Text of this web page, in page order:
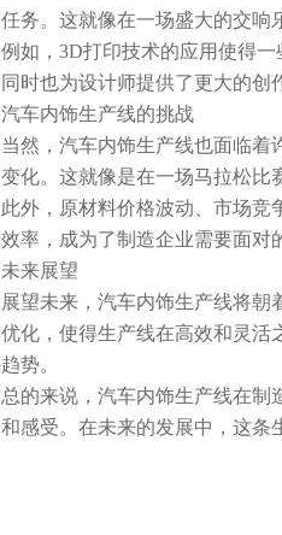
务。这就像在一场盛大的交响
，3D打印技术的应用使得一
时也为设计师提供了更大的创
内饰生产线的挑战
，汽车内饰生产线也面临着许
化。这就像是在一场马拉松比
，原材料价格波动、市场竞争
率，成为了制造企业需要面对
展望
未来，汽车内饰生产线将朝着
化，使得生产线在高效和灵活
势。
来说，汽车内饰生产线在制造
感受。在未来的发展中，这条